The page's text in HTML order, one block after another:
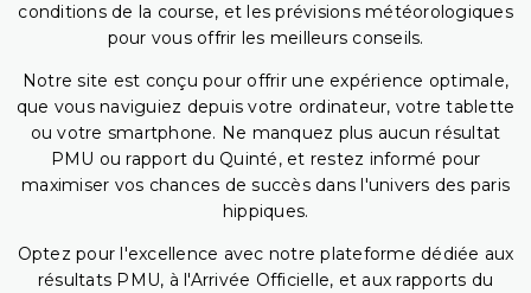
conditions de la course, et les prévisions météorologiques
pour vous offrir les meilleurs conseils.
Notre site est conçu pour offrir une expérience optimale,
que vous naviguiez depuis votre ordinateur, votre tablette
ou votre smartphone. Ne manquez plus aucun résultat
PMU ou rapport du Quinté, et restez informé pour
maximiser vos chances de succès dans l'univers des paris
hippiques.
Optez pour l'excellence avec notre plateforme dédiée aux
résultats PMU, à l'Arrivée Officielle, et aux rapports du